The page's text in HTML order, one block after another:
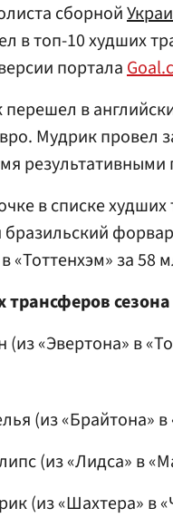
сборной
в топ-10 худших
портала
в
Мудрик провел
в списке
бразильский
«Тоттенхэм» за 58
трансферов
«Эвертона» в
(из «Брайтона»
(из «Лидcа» в
(из «Шахтера» в